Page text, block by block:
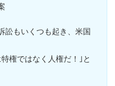
訟もいくつも起き、米国
権ではなく人権だ！｣と